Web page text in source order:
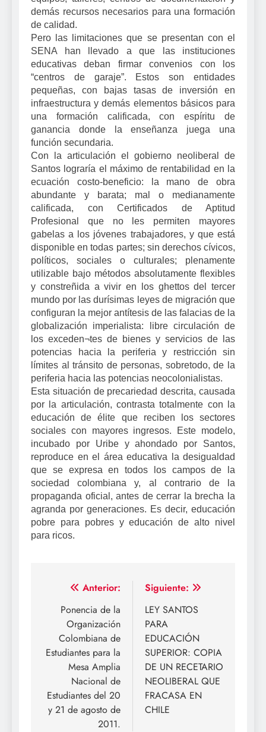
demás recursos necesarios para una formación
de calidad.
Pero las limitaciones que se presentan con el
SENA han llevado a que las instituciones
educativas deban firmar convenios con los
“centros de garaje”. Estos son entidades
pequeñas, con bajas tasas de inversión en
infraestructura y demás elementos básicos para
una formación calificada, con espíritu de
ganancia donde la enseñanza juega una
función secundaria.
Con la articulación el gobierno neoliberal de
Santos lograría el máximo de rentabilidad en la
ecuación costo-beneficio: la mano de obra
abundante y barata; mal o medianamente
calificada, con Certificados de Aptitud
Profesional que no les permiten mayores
gabelas a los jóvenes trabajadores, y que está
disponible en todas partes; sin derechos cívicos,
políticos, sociales o culturales; plenamente
utilizable bajo métodos absolutamente flexibles
y constreñida a vivir en los ghettos del tercer
mundo por las durísimas leyes de migración que
configuran la mejor antítesis de las falacias de la
globalización imperialista: libre circulación de
los exceden¬tes de bienes y servicios de las
potencias hacia la periferia y restricción sin
límites al tránsito de personas, sobretodo, de la
periferia hacia las potencias neocolonialistas.
Esta situación de precariedad descrita, causada
por la articulación, contrasta totalmente con la
educación de élite que reciben los sectores
sociales con mayores ingresos. Este modelo,
incubado por Uribe y ahondado por Santos,
reproduce en el área educativa la desigualdad
que se expresa en todos los campos de la
sociedad colombiana y, al contrario de la
propaganda oficial, antes de cerrar la brecha la
agranda por generaciones. Es decir, educación
pobre para pobres y educación de alto nivel
para ricos.
Navegación
entradas
Anterior:
Ponencia de la
Organización
Colombiana de
Estudiantes para la
Mesa Amplia
Nacional de
Estudiantes del 20
y 21 de agosto de
2011.
Siguiente:
LEY SANTOS
PARA
EDUCACIÓN
SUPERIOR: COPIA
DE UN RECETARIO
NEOLIBERAL QUE
FRACASA EN
CHILE